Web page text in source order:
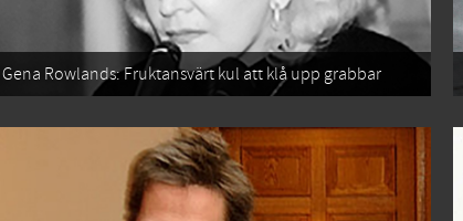
Gena Rowlands: Fruktansvärt kul att klå upp grabbar